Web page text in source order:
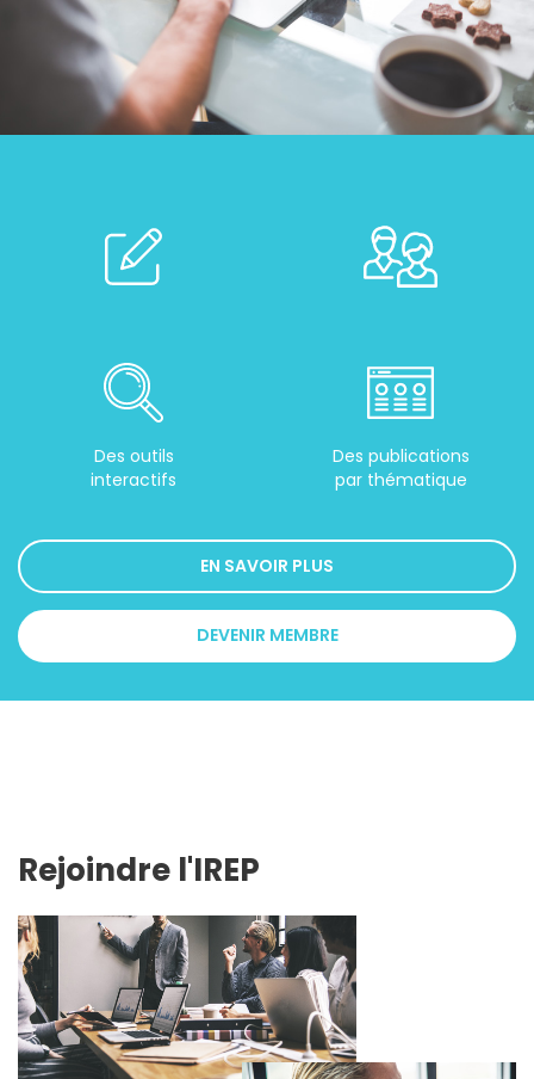
Des outils
interactifs
Des publications
par thématique
EN SAVOIR PLUS
DEVENIR MEMBRE
Rejoindre l'IREP